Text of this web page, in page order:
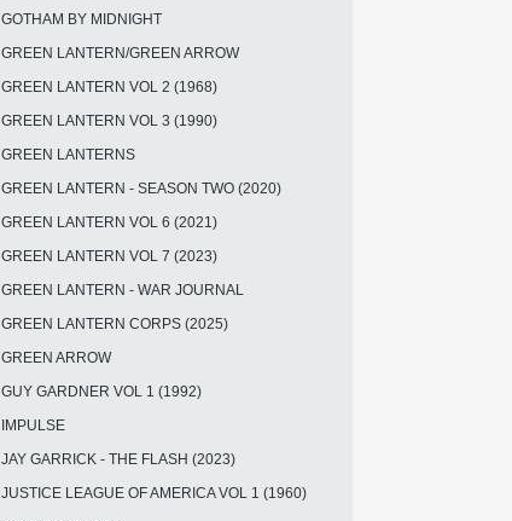
GOTHAM BY MIDNIGHT
GREEN LANTERN/GREEN ARROW
GREEN LANTERN VOL 2 (1968)
GREEN LANTERN VOL 3 (1990)
GREEN LANTERNS
GREEN LANTERN - SEASON TWO (2020)
GREEN LANTERN VOL 6 (2021)
GREEN LANTERN VOL 7 (2023)
GREEN LANTERN - WAR JOURNAL
GREEN LANTERN CORPS (2025)
GREEN ARROW
GUY GARDNER VOL 1 (1992)
IMPULSE
JAY GARRICK - THE FLASH (2023)
JUSTICE LEAGUE OF AMERICA VOL 1 (1960)